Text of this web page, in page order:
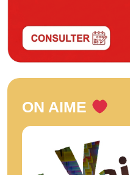
ON AIME